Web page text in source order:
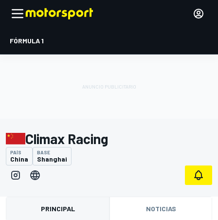
FÓRMULA 1
Climax Racing
PAÍS
China
BASE
Shanghai
PRINCIPAL NOTICIAS